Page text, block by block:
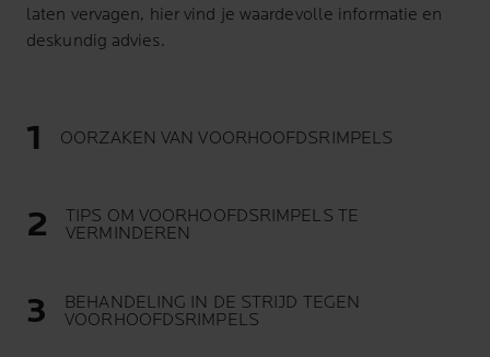
laten vervagen, hier vind je waardevolle informatie en
deskundig advies.
OORZAKEN VAN VOORHOOFDSRIMPELS
TIPS OM VOORHOOFDSRIMPELS TE
VERMINDEREN
BEHANDELING IN DE STRIJD TEGEN
VOORHOOFDSRIMPELS